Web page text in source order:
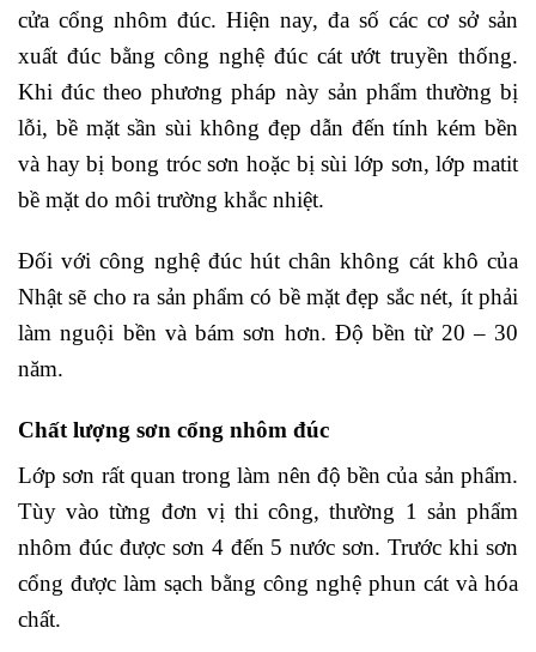
cửa cổng nhôm đúc. Hiện nay, đa số các cơ sở sản
xuất đúc bằng công nghệ đúc cát ướt truyền thống.
Khi đúc theo phương pháp này sản phẩm thường bị
lỗi, bề mặt sần sùi không đẹp dẫn đến tính kém bền
và hay bị bong tróc sơn hoặc bị sùi lớp sơn, lớp matit
bề mặt do môi trường khắc nhiệt.
Đối với công nghệ đúc hút chân không cát khô của
Nhật sẽ cho ra sản phẩm có bề mặt đẹp sắc nét, ít phải
làm nguội bền và bám sơn hơn. Độ bền từ 20 – 30
năm.
Chất lượng sơn cổng nhôm đúc
Lớp sơn rất quan trong làm nên độ bền của sản phẩm.
Tùy vào từng đơn vị thi công, thường 1 sản phẩm
nhôm đúc được sơn 4 đến 5 nước sơn. Trước khi sơn
cổng được làm sạch bằng công nghệ phun cát và hóa
chất.